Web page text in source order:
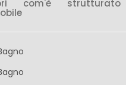
com'è